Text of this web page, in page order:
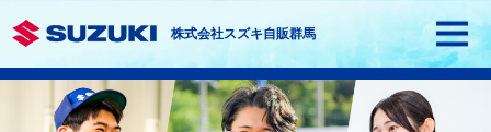
株式会社スズキ自販群馬